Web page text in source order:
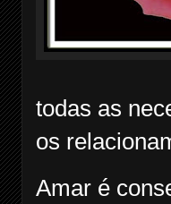
todas as
os
Amar é